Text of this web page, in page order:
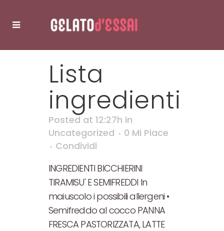
Lista
ingredienti
Posted at 12:27h in
Uncategorized
0 Mi Piace
Condividi
INGREDIENTI BICCHIERINI
TIRAMISU' E SEMIFREDDI In
maiuscolo i possibili allergeni •
Semifreddo al cocco PANNA
FRESCA PASTORIZZATA, LATTE